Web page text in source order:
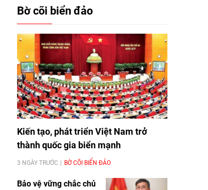
Bờ cõi biển đảo
Kiến tạo, phát triển Việt Nam trở
thành quốc gia biển mạnh
3 NGÀY TRƯỚC BỜ CÕI BIỂN ĐẢO
Bảo vệ vững chắc chủ